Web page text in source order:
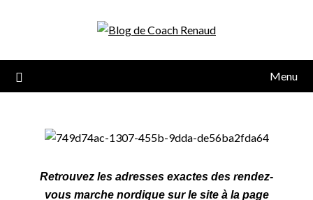
Menu
Retrouvez les adresses exactes des rendez-
vous marche nordique sur le site à la page